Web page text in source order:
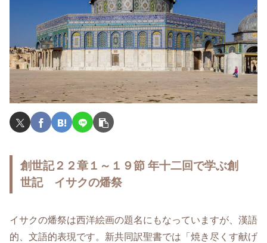
創世記２２章１～１９節 年十二回で学ぶ創
世記 イサクの燔祭
イサクの燔祭は西洋絵画の題名にもなっていますが、漢語
的、文語的表現です。新共同訳聖書では「焼き尽くす献げ